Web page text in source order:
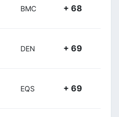
BMC + 68
DEN + 69
EQS + 69